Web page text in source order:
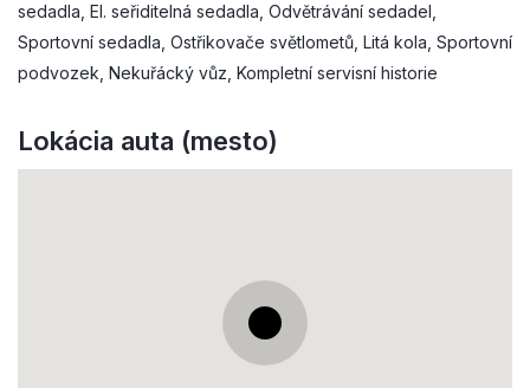
sedadla, El. seřiditelná sedadla, Odvětrávání sedadel,
Sportovní sedadla, Ostřikovače světlometů, Litá kola, Sportovní
podvozek, Nekuřácký vůz, Kompletní servisní historie
Lokácia auta (mesto)